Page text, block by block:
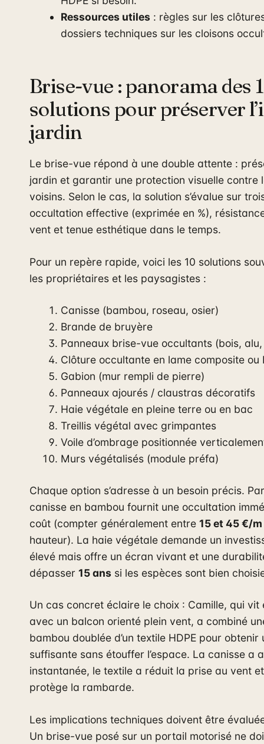
Ressources utiles : règles sur les
dossiers techniques sur les cloisons
Brise-vue : panorama des
solutions pour préserver
jardin
Le brise-vue répond à une double attente :
jardin et garantir une protection visuelle contre
voisins. Selon le cas, la solution s’évalue sur
occultation effective (exprimée en %),
vent et tenue esthétique dans le temps.
Pour un repère rapide, voici les 10 solutions
les propriétaires et les paysagistes :
Canisse (bambou, roseau, osier)
Brande de bruyère
Panneaux brise-vue occultants (bois,
Clôture occultante en lame composite ou
Gabion (mur rempli de pierre)
Panneaux ajourés / claustras décoratifs
Haie végétale en pleine terre ou en bac
Treillis végétal avec grimpantes
Voile d’ombrage positionnée
Murs végétalisés (module préfa)
Chaque option s’adresse à un besoin précis.
canisse en bambou fournit une occultation
coût (compter généralement entre 15 et 45 €/m
hauteur). La haie végétale demande un
élevé mais offre un écran vivant et une
dépasser 15 ans si les espèces sont bien
Un cas concret éclaire le choix : Camille, qui
avec un balcon orienté plein vent, a combiné
bambou doublée d’un textile HDPE pour
suffisante sans étouffer l’espace. La canisse a
instantanée, le textile a réduit la prise au vent
protège la rambarde.
Les implications techniques doivent être
Un brise-vue posé sur un portail motorisé ne